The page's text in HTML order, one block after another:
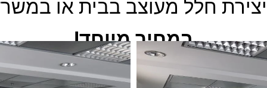
חלל מעוצב בבית או
במחיר מיוחד!